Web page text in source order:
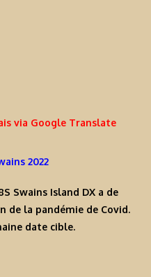
via Google Translate
2022
Swains Island DX a de
de la pandémie de Covid.
date cible.